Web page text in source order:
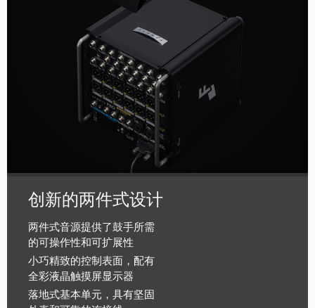
创新的两件式设计
两件式音源提供了鼓手所需
的可操作性和可扩展性
小巧精致的控制表面，配有
全彩液晶触摸屏显示器
落地式基本单元，具有坚固